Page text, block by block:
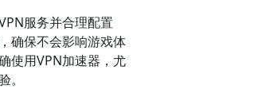
服务并合理配置
确保不会影响游戏体
使用VPN加速器，尤